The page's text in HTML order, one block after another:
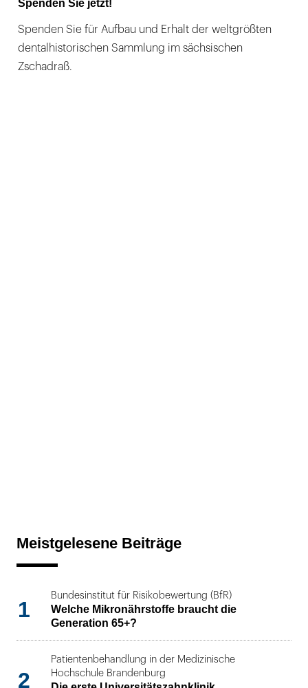
Spenden Sie jetzt!
Spenden Sie für Aufbau und Erhalt der weltgrößten
dentalhistorischen Sammlung im sächsischen
Zschadraß.
Meistgelesene Beiträge
1
Bundesinstitut für Risikobewertung (BfR)
Welche Mikronährstoffe braucht die
Generation 65+?
2
Patientenbehandlung in der Medizinische
Hochschule Brandenburg